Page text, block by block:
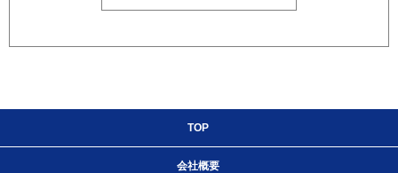
TOP
会社概要